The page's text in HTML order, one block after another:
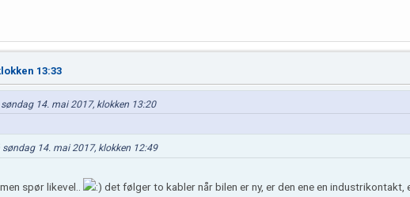
13:33
14. mai 2017, klokken 13:20
søndag 14. mai 2017, klokken 12:49
spør likevel..
det følger to kabler når bilen er ny, er den ene en